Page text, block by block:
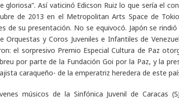
gloriosa”. Así vaticinó Edicson Ruiz lo que sería el
de 2013 en el Metropolitan Arts Space de
de su presentación. No se equivocó. Japón se
Orquestas y Coros Juveniles e Infantiles de
el sorpresivo Premio Especial Cultura de Paz
por parte de la Fundación Goi por la Paz, y la
caraqueño- de la emperatriz heredera de este
músicos de la Sinfónica Juvenil de Caracas